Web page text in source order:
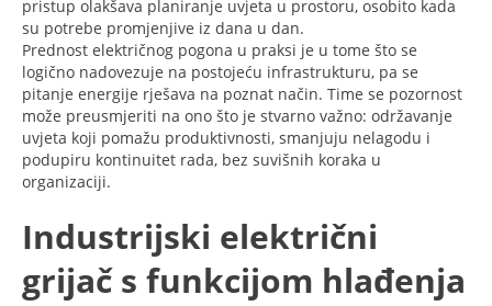
pristup olakšava planiranje uvjeta u prostoru, osobito kada
su potrebe promjenjive iz dana u dan.
Prednost električnog pogona u praksi je u tome što se
logično nadovezuje na postojeću infrastrukturu, pa se
pitanje energije rješava na poznat način. Time se pozornost
može preusmjeriti na ono što je stvarno važno: održavanje
uvjeta koji pomažu produktivnosti, smanjuju nelagodu i
podupiru kontinuitet rada, bez suvišnih koraka u
organizaciji.
Industrijski električni
grijač s funkcijom hlađenja